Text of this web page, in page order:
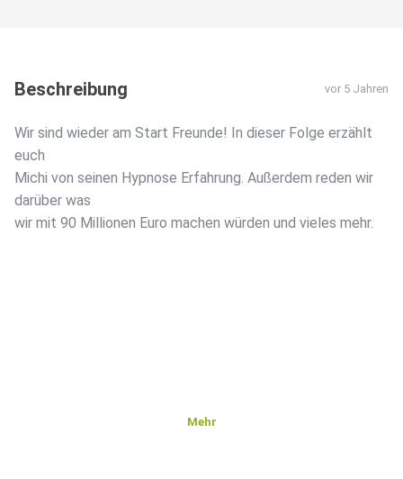
Beschreibung vor 5 Jahren
Wir sind wieder am Start Freunde! In dieser Folge erzählt
euch
Michi von seinen Hypnose Erfahrung. Außerdem reden wir
darüber was
wir mit 90 Millionen Euro machen würden und vieles mehr.
Mehr